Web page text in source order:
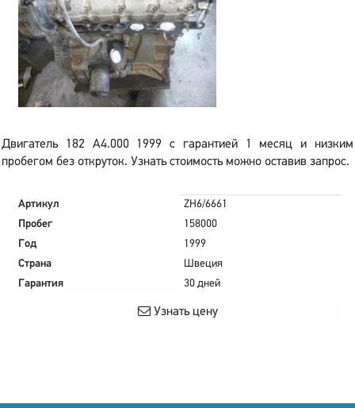
Двигатель 182 A4.000 1999 с гарантией 1 месяц и низким
пробегом без откруток. Узнать стоимость можно оставив запрос.
Артикул
ZH6/6661
Пробег
158000
Год
1999
Страна
Швеция
Гарантия
30 дней
Узнать цену